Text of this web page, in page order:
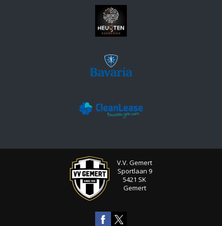
V.V. Gemert
Sportlaan 9
5421 SK
Gemert